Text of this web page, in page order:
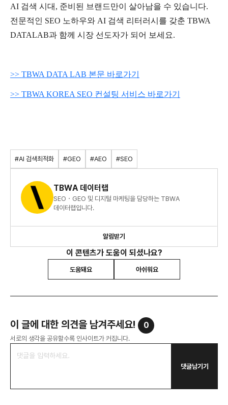
AI 검색 시대 , 준비된 브랜드만이 살아남을 수 있습니다.
전문적인 SEO 노하우와 AI 검색 리터러시를 갖춘 TBWA
DATALAB과 함께 시장 선도자가 되어 보세요.
>> TBWA DATA LAB 본문 바로가기
>> TBWA KOREA SEO 컨설팅 서비스 바로가기
#AI 검색최적화 #GEO #AEO #SEO
TBWA 데이터랩
SEO・GEO 및 디지털 마케팅을 담당하는 TBWA
데이터랩입니다.
알림받기
이 콘텐츠가 도움이 되셨나요?
도움돼요 아쉬워요
이 글에 대한 의견을 남겨주세요! 0
서로의 생각을 공유할수록 인사이트가 커집니다.
댓글남기기